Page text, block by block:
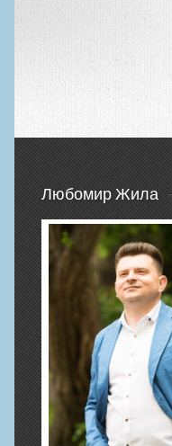
Любомир Жила